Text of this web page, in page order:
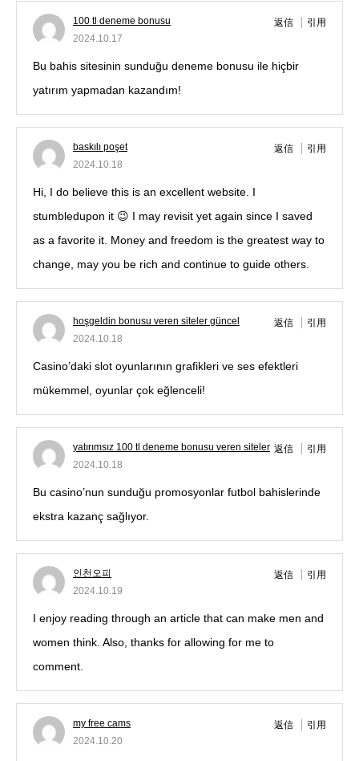
100 tl deneme bonusu
2024.10.17
返信 引用
Bu bahis sitesinin sunduğu deneme bonusu ile hiçbir
yatırım yapmadan kazandım!
baskılı poşet
2024.10.18
返信 引用
Hi, I do believe this is an excellent website. I
stumbledupon it 😉 I may revisit yet again since I saved
as a favorite it. Money and freedom is the greatest way to
change, may you be rich and continue to guide others.
hoşgeldin bonusu veren siteler güncel
2024.10.18
返信 引用
Casino’daki slot oyunlarının grafikleri ve ses efektleri
mükemmel, oyunlar çok eğlenceli!
yatırımsız 100 tl deneme bonusu veren siteler
2024.10.18
返信 引用
Bu casino’nun sunduğu promosyonlar futbol bahislerinde
ekstra kazanç sağlıyor.
인천오피
2024.10.19
返信 引用
I enjoy reading through an article that can make men and
women think. Also, thanks for allowing for me to
comment.
my free cams
2024.10.20
返信 引用